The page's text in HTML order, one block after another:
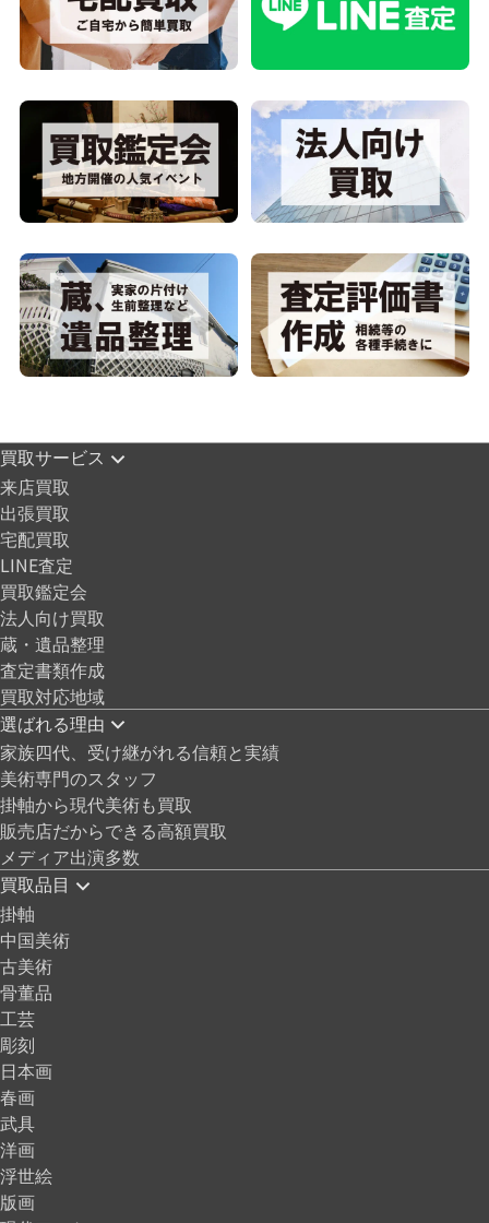
買取サービス
来店買取
出張買取
宅配買取
LINE査定
買取鑑定会
法人向け買取
蔵・遺品整理
査定書類作成
買取対応地域
選ばれる理由
家族四代、受け継がれる信頼と実績
美術専門のスタッフ
掛軸から現代美術も買取
販売店だからできる高額買取
メディア出演多数
買取品目
掛軸
中国美術
古美術
骨董品
工芸
彫刻
日本画
春画
武具
洋画
浮世絵
版画